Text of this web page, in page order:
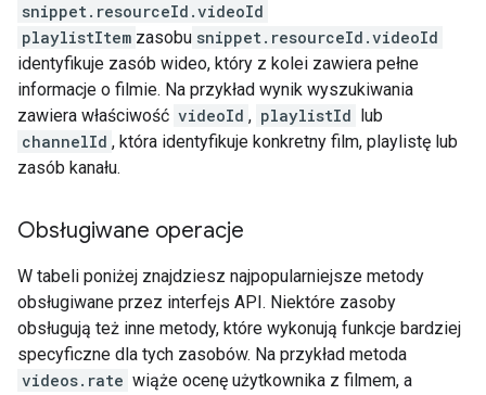
snippet.resourceId.videoId
playlistItem zasobu snippet.resourceId.videoId
identyfikuje zasób wideo, który z kolei zawiera pełne
informacje o filmie. Na przykład wynik wyszukiwania
zawiera właściwość videoId , playlistId lub
channelId , która identyfikuje konkretny film, playlistę lub
zasób kanału.
Obsługiwane operacje
W tabeli poniżej znajdziesz najpopularniejsze metody
obsługiwane przez interfejs API. Niektóre zasoby
obsługują też inne metody, które wykonują funkcje bardziej
specyficzne dla tych zasobów. Na przykład metoda
videos.rate wiąże ocenę użytkownika z filmem, a